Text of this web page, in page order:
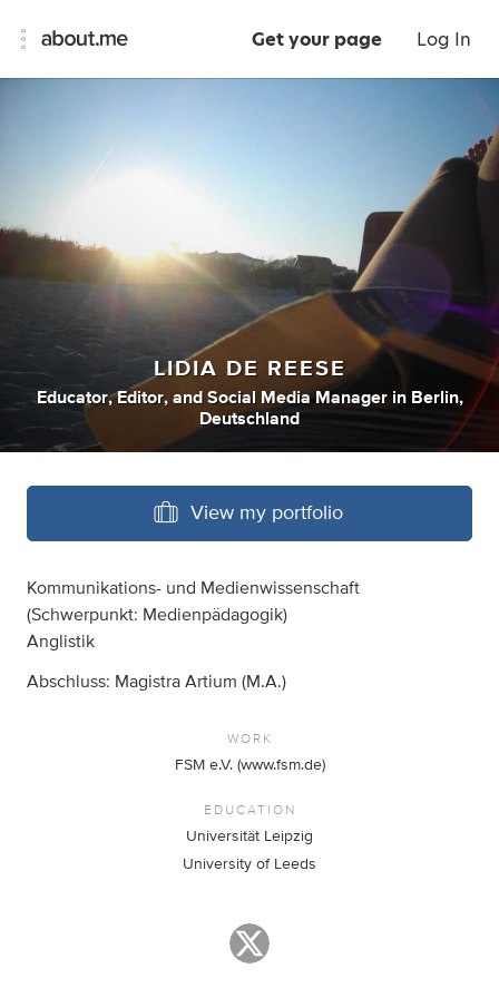
Get your page Log In
LIDIA DE REESE
Educator, Editor, and Social Media Manager in Berlin,
Deutschland
View my portfolio
Kommunikations- und Medienwissenschaft
(Schwerpunkt: Medienpädagogik)
Anglistik
Abschluss: Magistra Artium (M.A.)
WORK
FSM e.V. (www.fsm.de)
EDUCATION
Universität Leipzig
University of Leeds